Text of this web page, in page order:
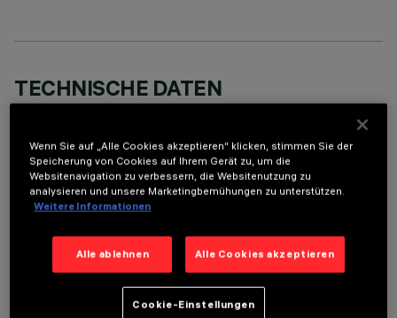
TECHNISCHE DATEN
BESCHREIBUNG
Direct light luminaire, designed to use monochrome LED
lamps. Ceiling- and wall-mounted. Consists of a body and
aluminium boy, with zamak die-cast end caps complete with
silicone seals. Coated with liquid acrylic paint with a high level
of weather and UV ray resistance. The top of the optical
assembly is closed by a 3 mm thick transparent glass screen,
Wenn Sie auf „Alle Cookies akzeptieren“ klicken, stimmen Sie der
Speicherung von Cookies auf Ihrem Gerät zu, um die
Websitenavigation zu verbessern, die Websitenutzung zu
analysieren und unsere Marketingbemühungen zu unterstützen.
Weitere Informationen
Alle ablehnen Alle Cookies akzeptieren
Cookie-Einstellungen